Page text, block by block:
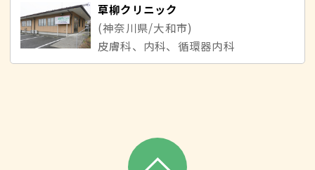
草柳クリニック
(神奈川県/大和市)
皮膚科、内科、循環器内科